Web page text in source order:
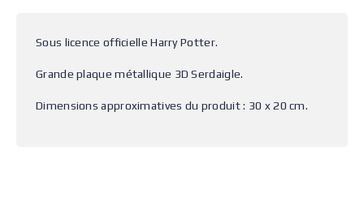
Sous licence officielle Harry Potter.
Grande plaque métallique 3D Serdaigle.
Dimensions approximatives du produit : 30 x 20 cm.